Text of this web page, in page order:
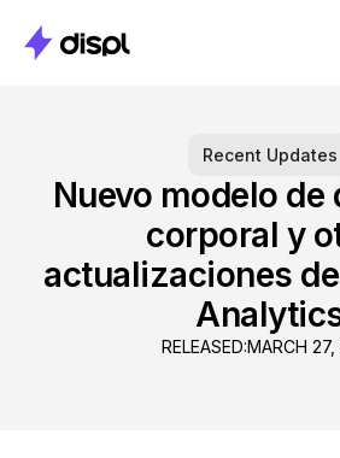
Recent Updates
Nuevo modelo de
corporal y
actualizaciones
RELEASED:MARCH